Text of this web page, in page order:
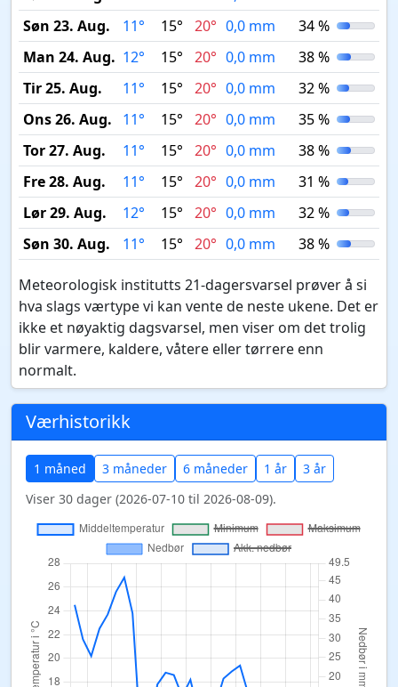
Søn 23. Aug.
11° 15° 20° 0,0 mm
34 %
Man 24. Aug. 12° 15° 20° 0,0 mm
38 %
Tir 25. Aug.
11° 15° 20° 0,0 mm
32 %
Ons 26. Aug.
11° 15° 20° 0,0 mm
35 %
Tor 27. Aug.
11° 15° 20° 0,0 mm
38 %
Fre 28. Aug.
11° 15° 20° 0,0 mm
31 %
Lør 29. Aug.
12° 15° 20° 0,0 mm
32 %
Søn 30. Aug.
11° 15° 20° 0,0 mm 38 %
Meteorologisk institutts 21-dagersvarsel prøver å si
hva slags værtype vi kan vente de neste ukene. Det er
ikke et nøyaktig dagsvarsel, men viser om det trolig
blir varmere, kaldere, våtere eller tørrere enn
normalt.
Værhistorikk
1 måned 3 måneder 6 måneder 1 år
3 år
Viser 30 dager (2026-07-10 til 2026-08-09).